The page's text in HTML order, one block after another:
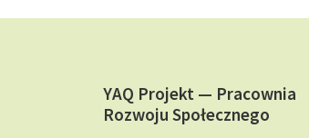
YAQ Projekt — Pracownia
Rozwoju Społecznego